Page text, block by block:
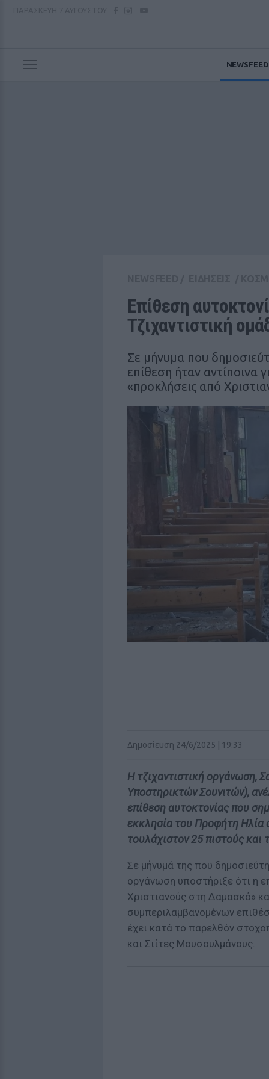
NEWSFEED
Επίθεση
Τζιχαντιστική
Σε μήνυμα που
επίθεση ήταν αντίποινα
«προκλήσεις από
Δημοσίευση 24/6/2025 | 19:33
Η τζιχαντιστική οργάνωση,
Υποστηρικτών Σουνιτών),
επίθεση αυτοκτονίας που
εκκλησία του Προφήτη Ηλία
τουλάχιστον 25 πιστούς
Σε μήνυμά της που
οργάνωση υποστήριξε ότι η
Χριστιανούς στη Δαμασκό»
συμπεριλαμβανομένων
έχει κατά το παρελθόν
και Σιίτες Μουσουλμάνους.